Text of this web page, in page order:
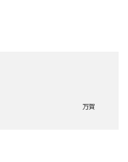
万賀